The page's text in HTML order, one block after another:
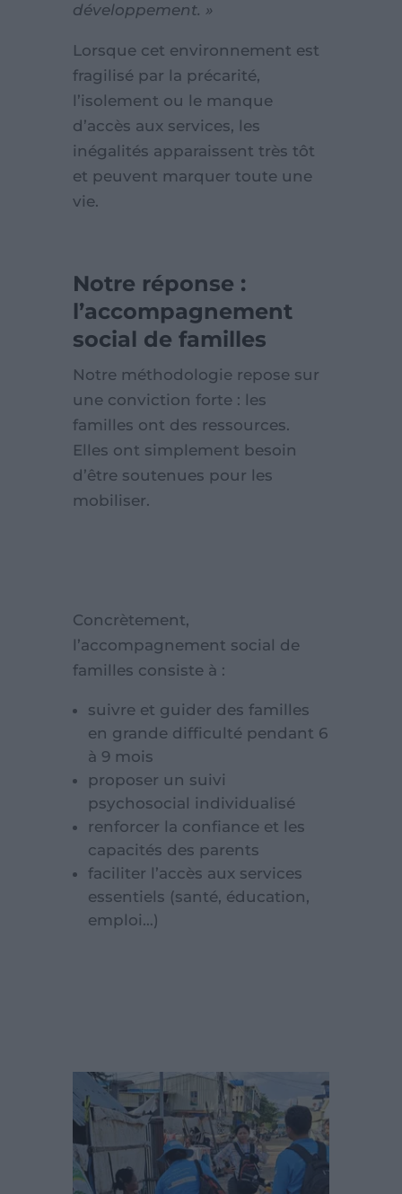
développement. »
Lorsque cet environnement est
fragilisé par la précarité,
l’isolement ou le manque
d’accès aux services, les
inégalités apparaissent très tôt
et peuvent marquer toute une
vie.
Notre réponse :
l’accompagnement
social de familles
Notre méthodologie repose sur
une conviction forte : les
familles ont des ressources.
Elles ont simplement besoin
d’être soutenues pour les
mobiliser.
Concrètement,
l’accompagnement social de
familles consiste à :
suivre et guider des familles
en grande difficulté pendant 6
à 9 mois
proposer un suivi
psychosocial individualisé
renforcer la confiance et les
capacités des parents
faciliter l’accès aux services
essentiels (santé, éducation,
emploi…)